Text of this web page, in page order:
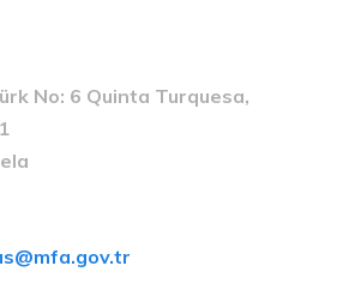
No: 6 Quinta Turquesa,